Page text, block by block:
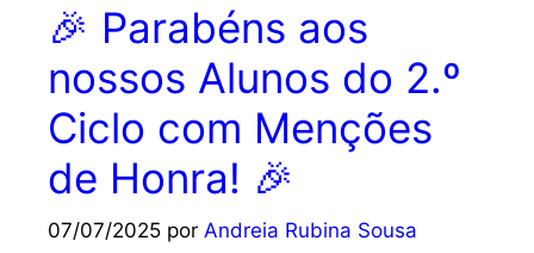
🎉 Parabéns aos
nossos Alunos do 2.º
Ciclo com Menções
de Honra! 🎉
07/07/2025 por Andreia Rubina Sousa